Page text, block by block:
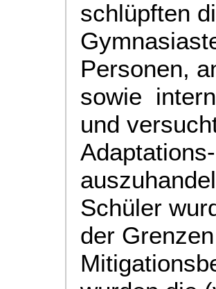
schlüpften
Personen,
sowie
und
Schüler
der